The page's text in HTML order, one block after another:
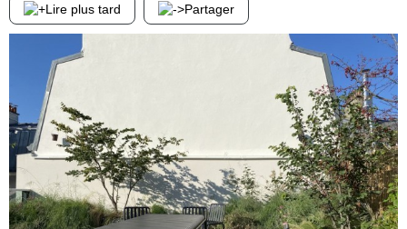
Lire plus tard Partager